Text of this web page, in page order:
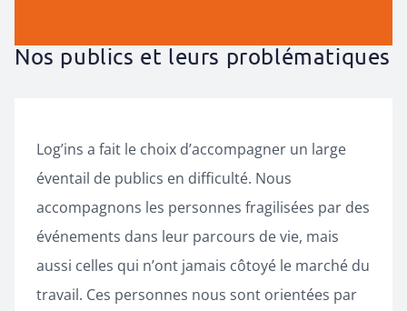
Nos publics et leurs problématiques
Log’ins a fait le choix d’accompagner un large
éventail de publics en difficulté. Nous
accompagnons les personnes fragilisées par des
événements dans leur parcours de vie, mais
aussi celles qui n’ont jamais côtoyé le marché du
travail. Ces personnes nous sont orientées par